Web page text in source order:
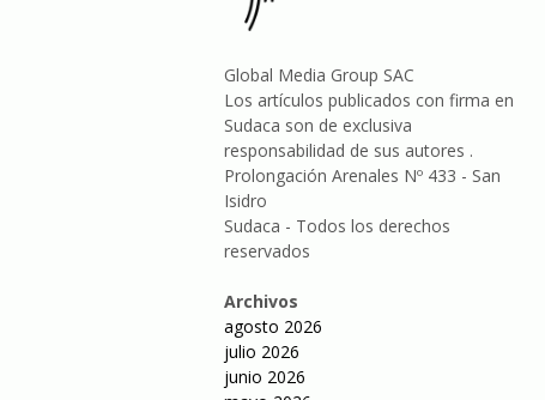
Global Media Group SAC
Los artículos publicados con firma en
Sudaca son de exclusiva
responsabilidad de sus autores .
Prolongación Arenales Nº 433 - San
Isidro
Sudaca - Todos los derechos
reservados
Archivos
agosto 2026
julio 2026
junio 2026